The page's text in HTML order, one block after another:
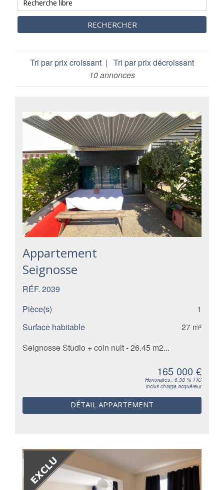
RECHERCHER
Tri par prix croissant | Tri par prix décroissant
10 annonces
Appartement
Seignosse
RÉF. 2039
Pièce(s)
1
Surface habitable
27 m²
Seignosse Studio + coin nuit - 26.45 m2...
165 000 €
Honoraires : 6.38 % TTC
inclus charge acquéreur
DÉTAIL APPARTEMENT